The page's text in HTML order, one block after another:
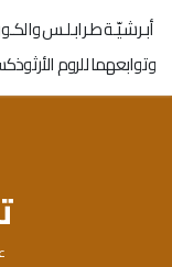
أبـرشـيّـة طـرابـلـس
وتوابعهما للروم